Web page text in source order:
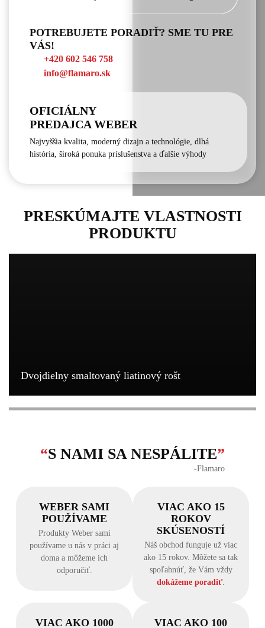
POTREBUJETE PORADIŤ? SME TU PRE
VÁS!
+420 602 546 758
info@flamaro.sk
OFICIÁLNY
PREDAJCA WEBER
Najvyššia kvalita, moderný dizajn a technológie, dlhá
história, široká ponuka príslušenstva a ďalšie výhody
PRESKÚMAJTE VLASTNOSTI
PRODUKTU
Dvojdielny smaltovaný liatinový rošt
“S NAMI SA NESPÁLITE”
‐Flamaro
WEBER SAMI
POUŽÍVAME
Produkty Weber sami
používame u nás v práci aj
doma a môžeme ich
odporučiť.
VIAC AKO 15
ROKOV
SKÚSENOSTÍ
Náš obchod funguje už viac
ako 15 rokov. Môžete sa tak
spoľahnúť, že Vám vždy
dokážeme poradiť.
VIAC AKO 1000
VIAC AKO 100